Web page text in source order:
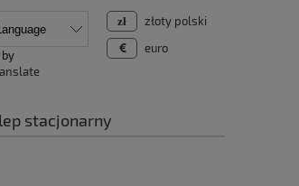
złoty polski
euro
stacjonarny